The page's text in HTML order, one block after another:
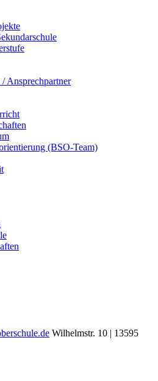
Ansprechpartner
(BSO-Team)
Wilhelmstr. 10 | 13595